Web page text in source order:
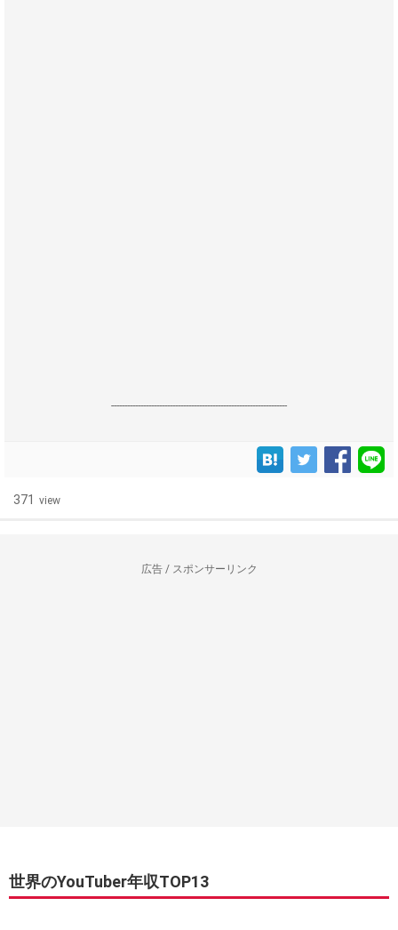
------------------------------------------------------------------
371 view
広告 / スポンサーリンク
世界のYouTuber年収TOP13